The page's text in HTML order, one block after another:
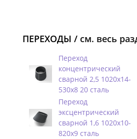
ПЕРЕХОДЫ / см. весь
Переход
концентрический
сварной 2,5 1020х14-
530х8 20 сталь
Переход
эксцентрический
сварной 1,6 1020х10-
820х9 сталь